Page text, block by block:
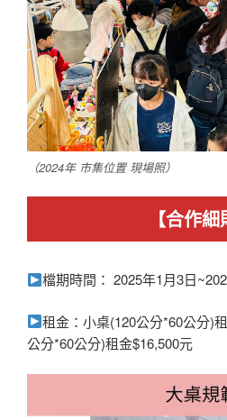
（2024年 市集位置 現場照）
【合作細
檔期時間： 2025年1月3日
租金：小桌(120公分*60公分)
公分*60公分)租金$16,500元